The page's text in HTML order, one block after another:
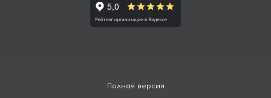
Полная версия